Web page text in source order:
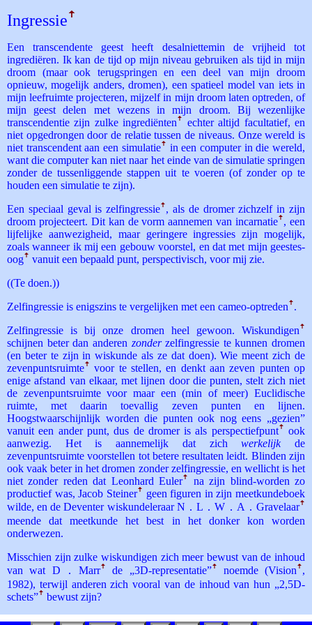
Ingressie ꜛ
Een transcendente geest heeft desalniettemin de vrijheid tot
ingrediëren. Ik kan de tijd op mijn niveau gebruiken als tijd in mijn
droom (maar ook terugspringen en een deel van mijn droom
opnieuw, mogelijk anders, dromen), een spatieel model van iets in
mijn leefruimte projecteren, mijzelf in mijn droom laten optreden, of
mijn geest delen met wezens in mijn droom. Bij wezenlijke
transcendentie zijn zulke ingrediënten ꜛ echter altijd facultatief, en
niet opgedrongen door de relatie tussen de niveaus. Onze wereld is
niet transcendent aan een simulatieꜛ in een computer in die wereld,
want die computer kan niet naar het einde van de simulatie springen
zonder de tussenliggende stappen uit te voeren (of zonder op te
houden een simulatie te zijn).
Een speciaal geval is zelf­ingressieꜛ , als de dromer zichzelf in zijn
droom projecteert. Dit kan de vorm aannemen van incarnatieꜛ , een
lijfelijke aanwezigheid, maar geringere ingressies zijn mogelijk,
zoals wanneer ik mij een gebouw voorstel, en dat met mijn geestes­
oogꜛ vanuit een bepaald punt, perspectivisch, voor mij zie.
((Te doen.))
Zelfingressie is enigszins te vergelijken met een cameo-­optreden ꜛ .
Zelfingressie is bij onze dromen heel gewoon. Wiskundigen ꜛ
schijnen beter dan anderen zonderzelfingressie te kunnen dromen
(en beter te zijn in wiskunde als ze dat doen). Wie meent zich de
zevenpunts­ruimteꜛ voor te stellen, en denkt aan zeven punten op
enige afstand van elkaar, met lijnen door die punten, stelt zich niet
de zevenpuntsruimte voor maar een (min of meer) Euclidische
ruimte, met daarin toevallig zeven punten en lijnen.
Hoogstwaarschijnlijk worden die punten ook nog eens „gezien”
vanuit een ander punt, dus de dromer is als perspectief­puntꜛ ook
aanwezig. Het is aannemelijk dat zichwerkelijkde
zevenpuntsruimte voorstellen tot betere resultaten leidt. Blinden zijn
ook vaak beter in het dromen zonder zelfingressie, en wellicht is het
niet zonder reden dat Leonhard Eulerꜛ
na zijn blind-worden zo
productief was, Jacob Steinerꜛ geen figuren in zijn meetkundeboek
wilde, en de Deventer wiskundeleraar N．L．W．A．­Gravelaarꜛ
meende dat meetkunde het best in het donker kon worden
onderwezen.
Misschien zijn zulke wiskundigen zich meer bewust van de inhoud
van wat D．­Marrꜛ de „3D-representatie”ꜛ noemde (Vision ꜛ ,
1982), terwijl anderen zich vooral van de inhoud van hun „2,5D-
schets”ꜛ bewust zijn?